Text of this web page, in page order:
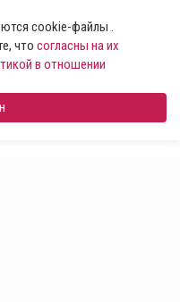
cookie-файлы .
что согласны на их
в отношении